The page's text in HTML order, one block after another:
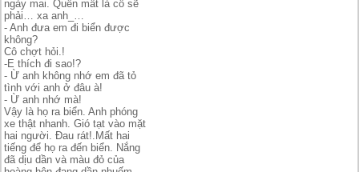
ngày mai. Quên mất là cô sẽ
phải… xa anh_…
- Anh đưa em đi biển được
không?
Cô chợt hỏi.!
-E thích đi sao!?
- Ừ anh không nhớ em đã tỏ
tình với anh ở đâu à!
- Ừ anh nhớ mà!
Vậy là họ ra biển. Anh phóng
xe thật nhanh. Gió tạt vào mặt
hai người. Đau rát!.Mất hai
tiếng để họ ra đến biển. Nắng
đã dịu dần và màu đỏ của